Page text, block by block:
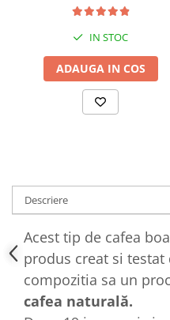
IN STOC
ADAUGA IN COS
Descriere
Acest tip de cafea
produs creat si testat
compozitia sa un
cafea naturală.